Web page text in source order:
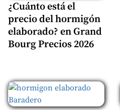
¿Cuánto está el
precio del hormigón
elaborado? en Grand
Bourg Precios 2026